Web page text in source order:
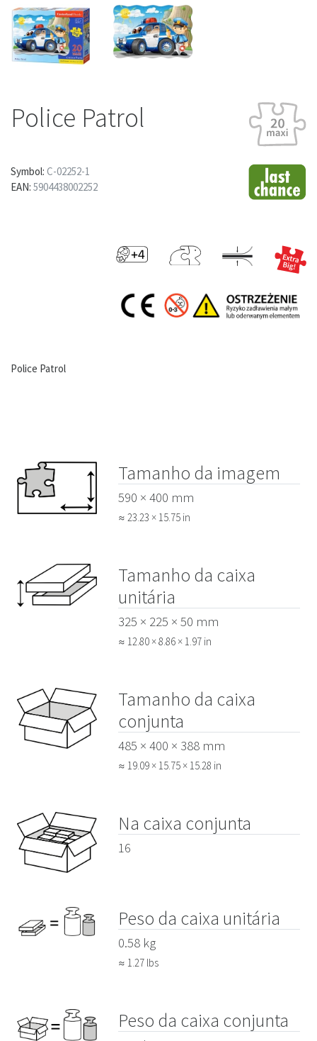
Police Patrol
Symbol: C-02252-1
EAN: 5904438002252
Police Patrol
Tamanho da imagem
590 × 400 mm
≈ 23.23 × 15.75 in
Tamanho da caixa
unitária
325 × 225 × 50 mm
≈ 12.80 × 8.86 × 1.97 in
Tamanho da caixa
conjunta
485 × 400 × 388 mm
≈ 19.09 × 15.75 × 15.28 in
Na caixa conjunta
16
Peso da caixa unitária
0.58 kg
≈ 1.27 lbs
Peso da caixa conjunta